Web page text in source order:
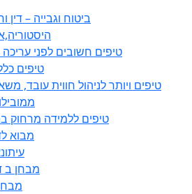
ביטוח וגבייה – דין
7 טיפים חשובים לפני
טיפים
21 טיפים ללמידה מרחוק
מבוא
מבחן ב